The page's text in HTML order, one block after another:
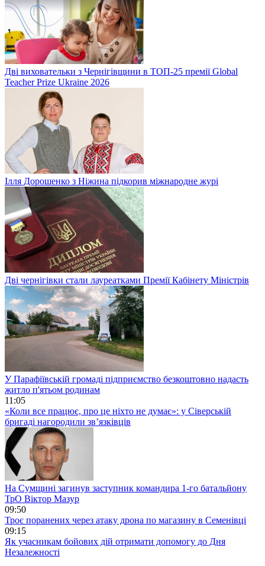
Дві виховательки з Чернігівщини в ТОП-25 премії Global
Teacher Prize Ukraine 2026
Ілля Дорошенко з Ніжина підкорив міжнародне журі
Дві чернігівки стали лауреатками Премії Кабінету Міністрів
У Парафіївській громаді підприємство безкоштовно надасть
житло п'ятьом родинам
11:05
«Коли все працює, про це ніхто не думає»: у Сіверській
бригаді нагородили зв’язківців
На Сумщині загинув заступник командира 1-го батальйону
ТрО Віктор Мазур
09:50
Троє поранених через атаку дрона по магазину в Семенівці
09:15
Як учасникам бойових дій отримати допомогу до Дня
Незалежності